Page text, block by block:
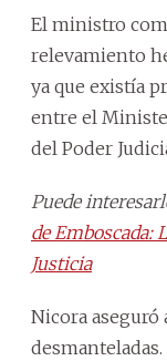
El ministro
relevamiento
ya que existía
entre el
del Poder
Puede
de Emboscada:
Justicia
Nicora aseguró